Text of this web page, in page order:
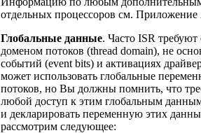
отдельных процессоров см. Приложение
Глобальные данные. Часто ISR
доменом потоков (thread domain), не
событий (event bits) и активациях
может использовать глобальные
потоков, но Вы должны помнить, что
любой доступ к этим глобальным
и декларировать переменную этих
рассмотрим следующее: